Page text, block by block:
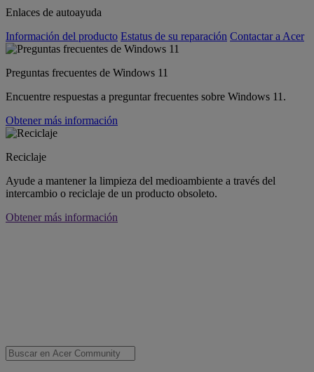
Enlaces de autoayuda
Información del producto Estatus de su reparación Contactar a Acer
Preguntas frecuentes de Windows 11
Encuentre respuestas a preguntar frecuentes sobre Windows 11.
Obtener más información
Reciclaje
Ayude a mantener la limpieza del medioambiente a través del
intercambio o reciclaje de un producto obsoleto.
Obtener más información